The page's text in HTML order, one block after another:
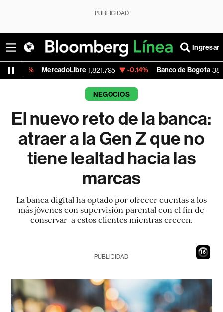
PUBLICIDAD
Ingresar
MercadoLibre 1,821.795 -0.14% Banco de Bogota 38,900.00
NEGOCIOS
El nuevo reto de la banca:
atraer a la Gen Z que no
tiene lealtad hacia las
marcas
La banca digital ha optado por ofrecer cuentas a los
más jóvenes con supervisión parental con el fin de
conservar a estos clientes mientras crecen.
15
PUBLICIDAD